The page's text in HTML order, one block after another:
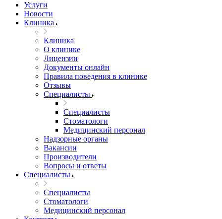
Услуги
Новости
Клиника
Клиника
О клинике
Лицензии
Документы онлайн
Правила поведения в клинике
Отзывы
Специалисты
Специалисты
Стоматологи
Медицинский персонал
Надзорные органы
Вакансии
Производители
Вопросы и ответы
Специалисты
Специалисты
Стоматологи
Медицинский персонал